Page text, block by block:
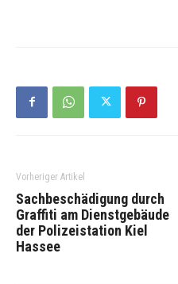
Vorheriger Artikel
Sachbeschädigung durch
Graffiti am Dienstgebäude
der Polizeistation Kiel
Hassee